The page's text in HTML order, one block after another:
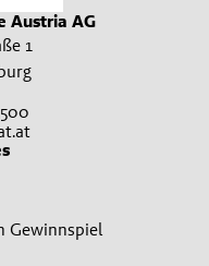
Austria AG
1
Gewinnspiel